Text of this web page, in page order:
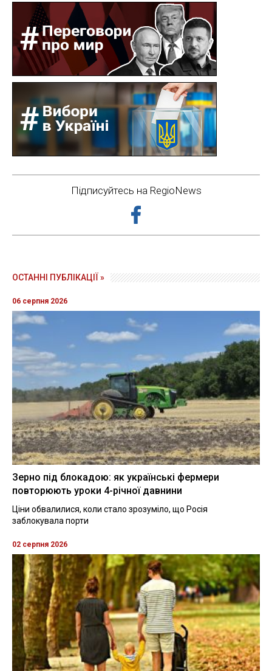
Підписуйтесь на RegioNews
ОСТАННІ ПУБЛІКАЦІЇ »
06 серпня 2026
Зерно під блокадою: як українські фермери
повторюють уроки 4-річної давнини
Ціни обвалилися, коли стало зрозуміло, що Росія
заблокувала порти
02 серпня 2026